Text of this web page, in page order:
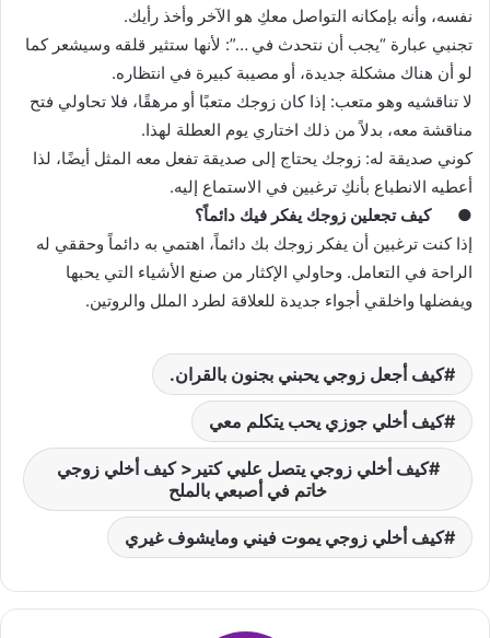
نفسه، وأنه بإمكانه التواصل معكِ هو الآخر وأخذ رأيك.
تجنبي عبارة “يجب أن نتحدث في …”: لأنها ستثير قلقه وسيشعر كما
لو أن هناك مشكلة جديدة، أو مصيبة كبيرة في انتظاره.
لا تناقشيه وهو متعب: إذا كان زوجك متعبًا أو مرهقًا، فلا تحاولي فتح
مناقشة معه، بدلاً من ذلك اختاري يوم العطلة لهذا.
كوني صديقة له: زوجك يحتاج إلى صديقة تفعل معه المثل أيضًا، لذا
أعطيه الانطباع بأنكِ ترغبين في الاستماع إليه.
● كيف تجعلين زوجك يفكر فيك دائماً؟
إذا كنت ترغبين أن يفكر زوجك بك دائماً، اهتمي به دائماً وحققي له
الراحة في التعامل. وحاولي الإكثار من صنع الأشياء التي يحبها
ويفضلها واخلقي أجواء جديدة للعلاقة لطرد الملل والروتين.
كيف أجعل زوجي يحبني بجنون بالقران.
كيف أخلي جوزي يحب يتكلم معي
كيف أخلي زوجي يتصل عليي كتير< كيف أخلي زوجي
خاتم في أصبعي بالملح
كيف أخلي زوجي يموت فيني ومايشوف غيري